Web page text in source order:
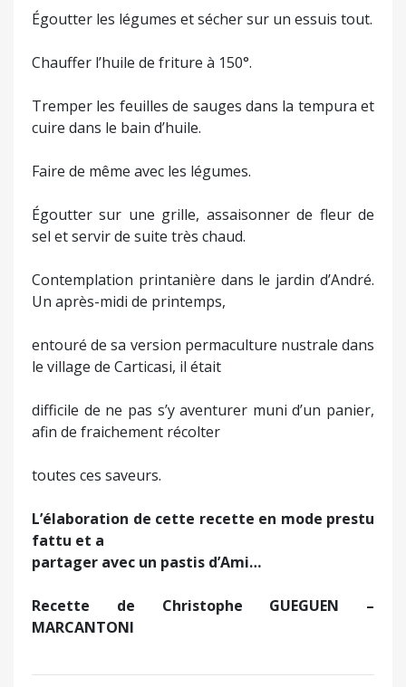
Égoutter les légumes et sécher sur un essuis tout.
Chauffer l’huile de friture à 150°.
Tremper les feuilles de sauges dans la tempura et
cuire dans le bain d’huile.
Faire de même avec les légumes.
Égoutter sur une grille, assaisonner de fleur de
sel et servir de suite très chaud.
Contemplation printanière dans le jardin d’André.
Un après-midi de printemps,
entouré de sa version permaculture nustrale dans
le village de Carticasi, il était
difficile de ne pas s’y aventurer muni d’un panier,
afin de fraichement récolter
toutes ces saveurs.
L’élaboration de cette recette en mode prestu
fattu et a
partager avec un pastis d’Ami…
Recette de Christophe GUEGUEN –
MARCANTONI